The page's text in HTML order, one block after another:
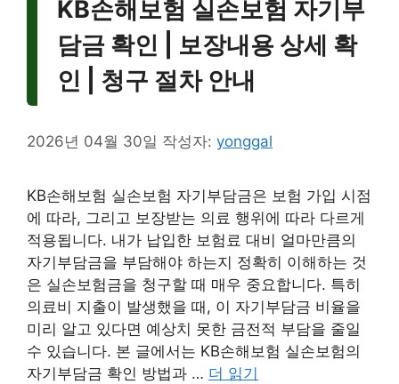
KB손해보험 실손보험 자기부
담금 확인 | 보장내용 상세 확
인 | 청구 절차 안내
2026년 04월 30일 작성자: yonggal
KB손해보험 실손보험 자기부담금은 보험 가입 시점
에 따라, 그리고 보장받는 의료 행위에 따라 다르게
적용됩니다. 내가 납입한 보험료 대비 얼마만큼의
자기부담금을 부담해야 하는지 정확히 이해하는 것
은 실손보험금을 청구할 때 매우 중요합니다. 특히
의료비 지출이 발생했을 때, 이 자기부담금 비율을
미리 알고 있다면 예상치 못한 금전적 부담을 줄일
수 있습니다. 본 글에서는 KB손해보험 실손보험의
자기부담금 확인 방법과 … 더 읽기